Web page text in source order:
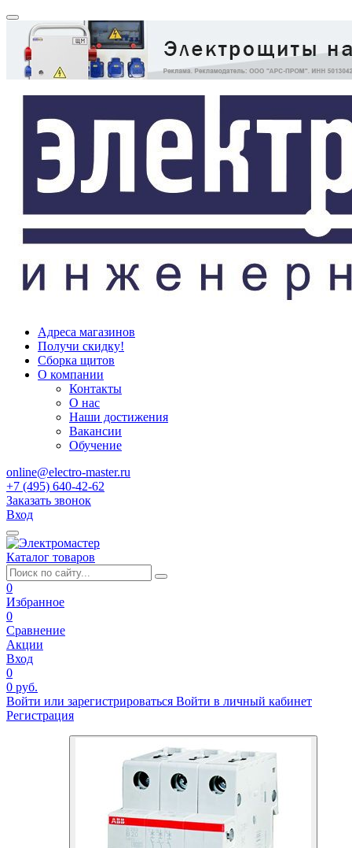
Адреса магазинов
Получи скидку!
Сборка щитов
О компании
Контакты
О нас
Наши достижения
Вакансии
Обучение
online@electro-master.ru
+7 (495) 640-42-62
Заказать звонок
Вход
Каталог товаров
0
Избранное
0
Сравнение
Акции
Вход
0
0 руб.
Войти или зарегистрироваться Войти в личный кабинет
Регистрация